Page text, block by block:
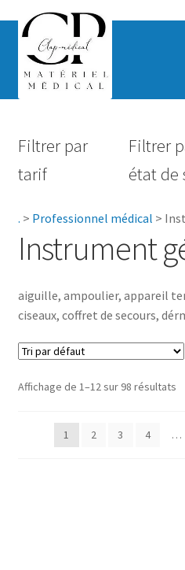
Hygiène
Accessoires Salle de bain
Vêtements & Chaussures
Filtrer par
tarif
Filtrer
état de
. > Professionnel médical >
Instrument
aiguille, ampoulier, appareil
ciseaux, coffret de secours,
Affichage de 1–12 sur 98 résultats
1 2 3 4 …